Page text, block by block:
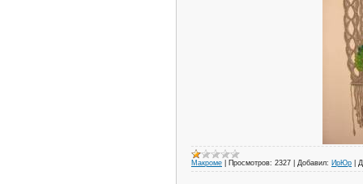
Макроме Просмотров: 2327 Добавил: ИрЮр